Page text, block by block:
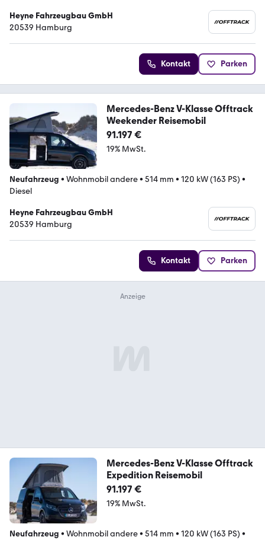
Heyne Fahrzeugbau GmbH
20539 Hamburg
Kontakt Parken
Mercedes-Benz V-Klasse Offtrack
Weekender Reisemobil
91.197 €
19% MwSt.
Neufahrzeug • Wohnmobil andere• 514 mm • 120 kW (163 PS) •
Diesel
Heyne Fahrzeugbau GmbH
20539 Hamburg
Kontakt Parken
Mercedes-Benz V-Klasse Offtrack
Expedition Reisemobil
91.197 €
19% MwSt.
Neufahrzeug • Wohnmobil andere• 514 mm • 120 kW (163 PS) •